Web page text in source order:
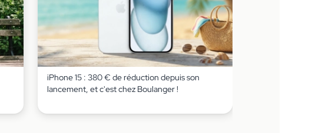
iPhone 15 : 380 € de réduction depuis son
lancement, et c'est chez Boulanger !